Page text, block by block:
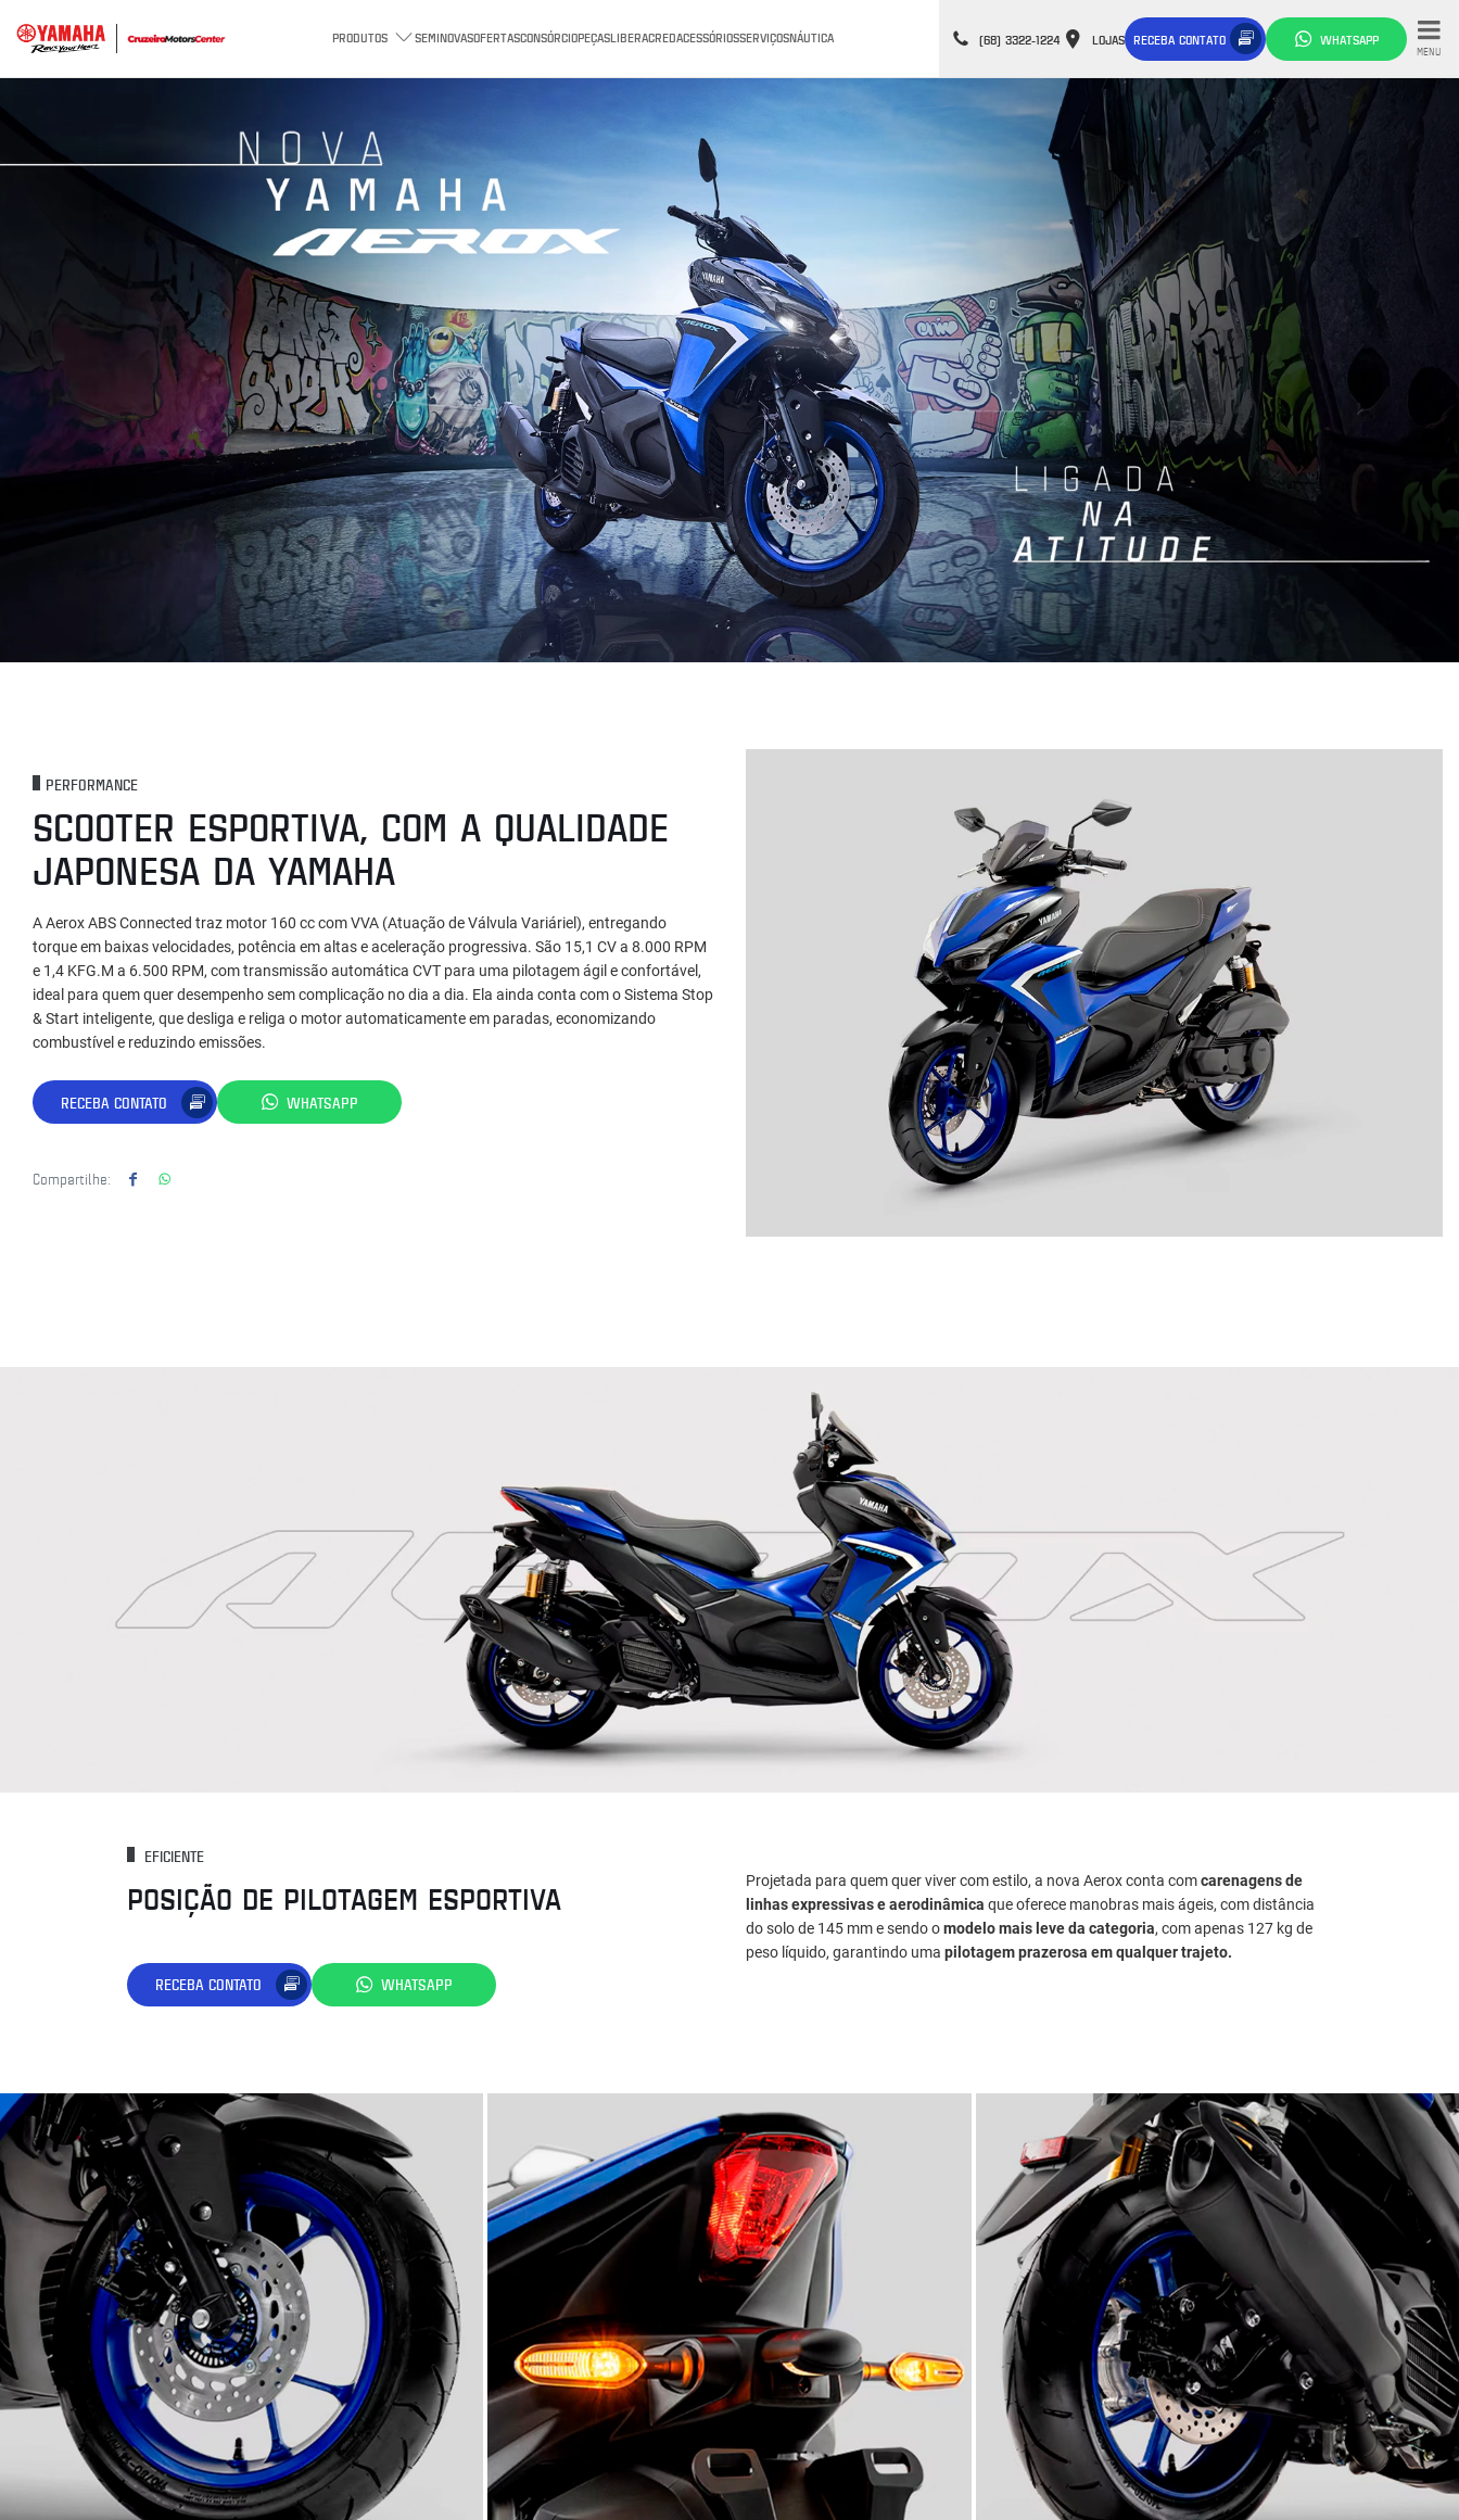
PRODUTOS SEMINOVASOFERTASCONSÓRCIOPEÇASLIBERACREDACESSÓRIOSSERVIÇOSNÁUTICA (68) 3322-1224 LOJAS RECEBA CONTATO WHATSAPP
MENU
PERFORMANCE
SCOOTER ESPORTIVA, COM A QUALIDADE
JAPONESA DA YAMAHA
A Aerox ABS Connected traz motor 160 cc com VVA (Atuação de Válvula Variáriel), entregando
torque em baixas velocidades, potência em altas e aceleração progressiva. São 15,1 CV a 8.000 RPM
e 1,4 KFG.M a 6.500 RPM, com transmissão automática CVT para uma pilotagem ágil e confortável,
ideal para quem quer desempenho sem complicação no dia a dia. Ela ainda conta com o Sistema Stop
& Start inteligente, que desliga e religa o motor automaticamente em paradas, economizando
combustível e reduzindo emissões.
RECEBA CONTATO WHATSAPP
Compartilhe:
EFICIENTE
POSIÇÃO DE PILOTAGEM ESPORTIVA
RECEBA CONTATO WHATSAPP
Projetada para quem quer viver com estilo, a nova Aerox conta comcarenagens de
linhas expressivas e aerodinâmica que oferece manobras mais ágeis, com distância
do solo de 145 mm e sendo omodelo mais leve da categoria, com apenas 127 kg de
peso líquido, garantindo uma pilotagem prazerosa em qualquer trajeto.